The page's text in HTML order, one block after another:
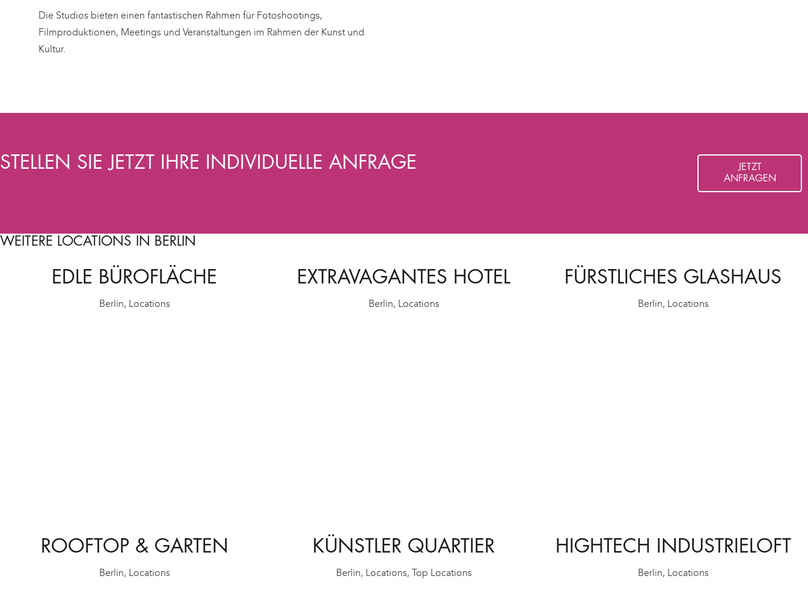
Die Studios bieten einen fantastischen Rahmen für Fotoshootings,
Filmproduktionen, Meetings und Veranstaltungen im Rahmen der Kunst und
Kultur.
STELLEN SIE JETZT IHRE INDIVIDUELLE ANFRAGE
JETZT
ANFRAGEN
WEITERE LOCATIONS IN BERLIN
EDLE BÜROFLÄCHE
Berlin, Locations
EXTRAVAGANTES HOTEL
Berlin, Locations
FÜRSTLICHES GLASHAUS
Berlin, Locations
ROOFTOP & GARTEN
Berlin, Locations
KÜNSTLER QUARTIER
Berlin, Locations, Top Locations
HIGHTECH INDUSTRIELOFT
Berlin, Locations